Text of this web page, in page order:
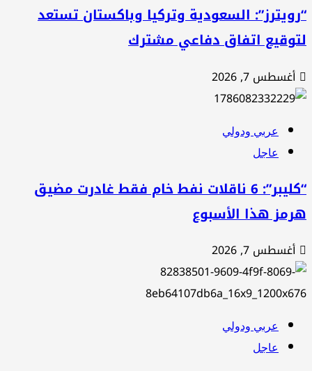
السعودية وتركيا وباكستان تستعد
اتفاق دفاعي مشترك
أغسطس 7, 2026
عربي ودولي
عاجل
“كليبر”: 6 ناقلات نفط خام فقط غادرت مضيق
هذا الأسبوع
أغسطس 7, 2026
عربي ودولي
عاجل